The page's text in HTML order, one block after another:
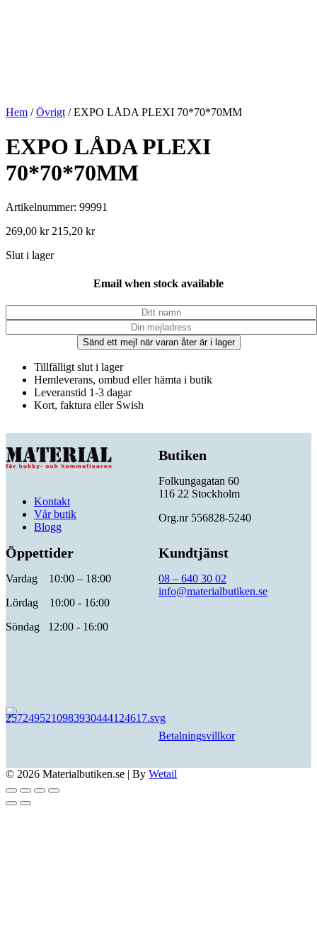
Hem /Övrigt / EXPO LÅDA PLEXI 70*70*70MM
EXPO LÅDA PLEXI
70*70*70MM
Artikelnummer: 99991
269,00 kr 215,20 kr
Slut i lager
Email when stock available
Sänd ett mejl när varan åter är i lager
Tillfälligt slut i lager
Hemleverans, ombud eller hämta i butik
Leveranstid 1-3 dagar
Kort, faktura eller Swish
Kontakt
Vår butik
Blogg
Butiken
Folkungagatan 60
116 22 Stockholm
Org.nr 556828-5240
Öppettider
Vardag 10:00 – 18:00
Lördag 10:00 - 16:00
Söndag 12:00 - 16:00
Kundtjänst
08 – 640 30 02
info@materialbutiken.se
Betalningsvillkor
© 2026 Materialbutiken.se | By Wetail